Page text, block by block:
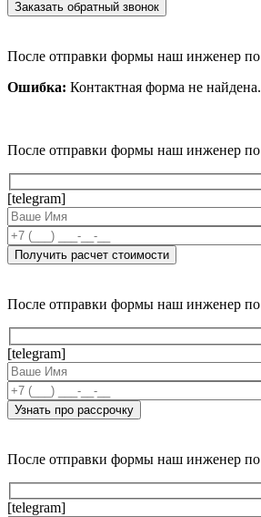
После отправки формы наш инженер по
Ошибка: Контактная форма не найдена.
После отправки формы наш инженер по
[telegram]
После отправки формы наш инженер по
[telegram]
После отправки формы наш инженер по
[telegram]